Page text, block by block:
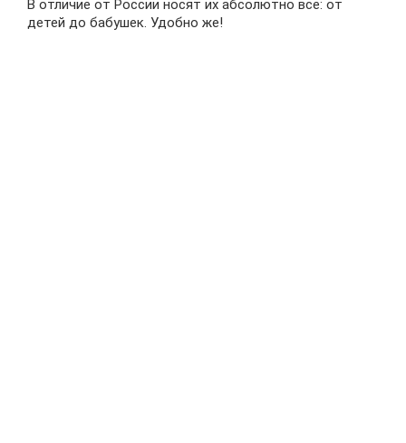
В отличие от России носят их абсолютно все: от
детей до бабушек. Удобно же!